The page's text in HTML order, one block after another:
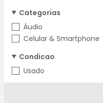
Categorias
Áudio
Celular & Smartphone
Condicao
Usado